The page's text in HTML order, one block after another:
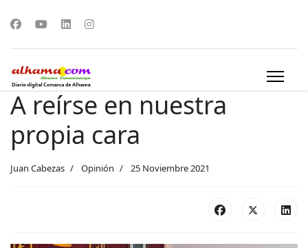
A reírse en nuestra
propia cara
Juan Cabezas Opinión 25 Noviembre 2021